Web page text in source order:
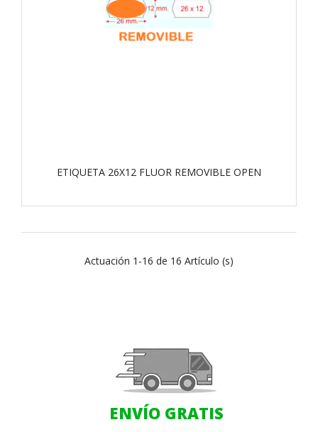
ETIQUETA 26X12 FLUOR REMOVIBLE OPEN
Actuación 1-16 de 16 Artículo (s)
ENVÍO GRATIS